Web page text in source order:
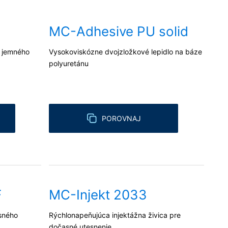
MC-Adhesive PU solid
Vysokoviskózne dvojzložkové lepidlo na báze
polyuretánu
POROVNAJ
MC-Injekt 2033
Rýchlonapeňujúca injektážna živica pre
o rozsiahle poskytnutie informácií
vyžadovať opravu, vymazanie